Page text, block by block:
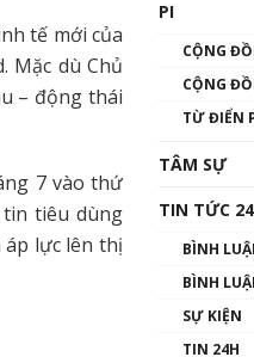
tế mới của
Mặc dù Chủ
– động thái
7 vào thứ
tin tiêu dùng
lực lên thị
PI
CỘNG
CỘNG
TỪ ĐIỂN
TÂM SỰ
TIN TỨC
BÌNH
BÌNH
SỰ KIỆN
TIN 24H